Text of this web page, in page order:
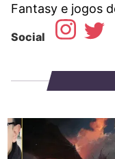
Fantasy e jogos
Social